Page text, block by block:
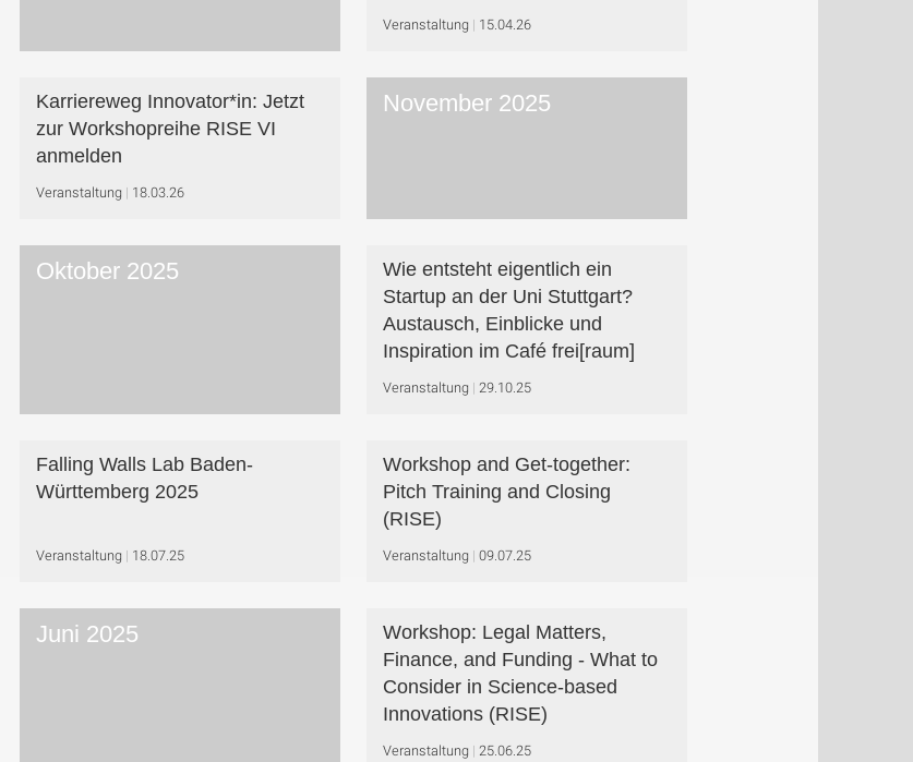
Veranstaltung 15.04.26
Karriereweg Innovator*in: Jetzt
zur Workshop­reihe RISE VI
anmelden
Veranstaltung 18.03.26
November 2025
Oktober 2025
Wie entsteht eigentlich ein
Startup an der Uni Stuttgart?
Austausch, Einblicke und
Inspiration im Café frei[raum]
Veranstaltung 29.10.25
Falling Walls Lab Baden-
Württemberg 2025
Veranstaltung 18.07.25
Workshop and Get-together:
Pitch Training and Closing
(RISE)
Veranstaltung 09.07.25
Juni 2025
Workshop: Legal Matters,
Finance, and Funding - What to
Consider in Science-based
Innovations (RISE)
Veranstaltung 25.06.25